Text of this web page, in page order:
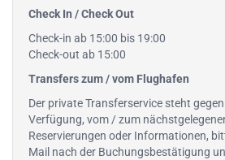
Check In / Check Out
Check-in ab 15:00 bis 19:00
Check-out ab 15:00
Transfers zum / vom Flughafen
Der private Transferservice steht
Verfügung, vom / zum
Reservierungen oder Informationen,
Mail nach der Buchungsbestätigung